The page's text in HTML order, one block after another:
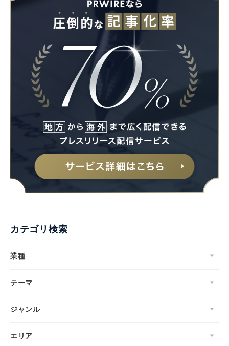
カテゴリ検索
業種
テーマ
ジャンル
エリア